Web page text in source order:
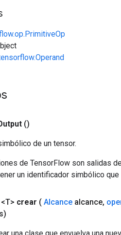
()
de un tensor.
de TensorFlow son salidas
un identificador simbólico
<T> crear ( Alcance alcance,